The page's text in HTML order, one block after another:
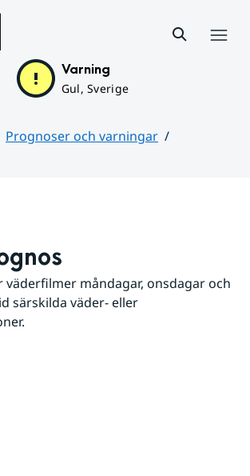
Varning
Gul, Sverige
Prognoser och varningar
väderfilmer måndagar, onsdagar och
särskilda väder- eller